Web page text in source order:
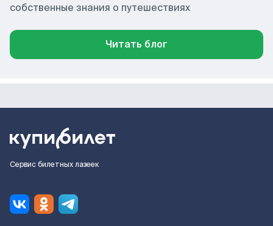
собственные знания о путешествиях
Читать блог
Сервис билетных лазеек